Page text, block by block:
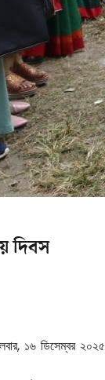
দিবস
১৬ ডিসেম্বর ২০২৫